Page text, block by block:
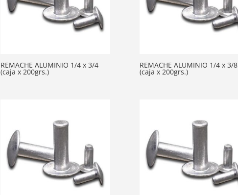
REMACHE ALUMINIO 1/4 x 3/4
(caja x 200grs.)
REMACHE ALUMINIO 1/4 x 3/8
(caja x 200grs.)